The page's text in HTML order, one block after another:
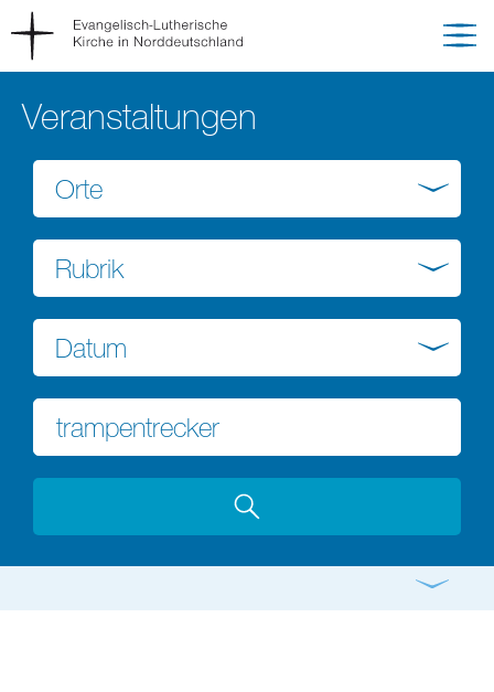
Veranstaltungen
Orte
Rubrik
Datum